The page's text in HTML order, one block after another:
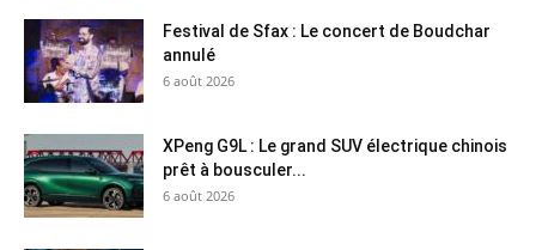
Festival de Sfax : Le concert de Boudchar
annulé
6 août 2026
XPeng G9L : Le grand SUV électrique chinois
prêt à bousculer...
6 août 2026